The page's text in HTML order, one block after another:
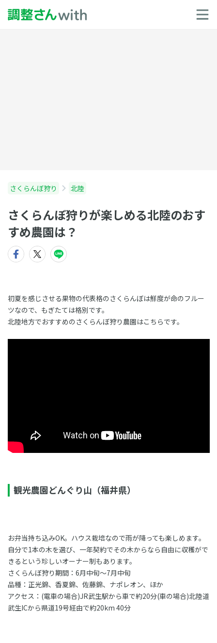
さくらんぼ狩り 北陸
さくらんぼ狩りが楽しめる北陸のおす
すめ農園は？
初夏を感じさせる果物の代表格のさくらんぼは鮮度が命のフルー
ツなので、もぎたては格別です。
北陸地方でおすすめのさくらんぼ狩り農園はこちらです。
観光農園どんぐり山（福井県）
お弁当持ち込みOK。ハウス栽培なので雨が降っても楽しめます。
自分で1本の木を選び、一年契約でその木からなら自由に収穫がで
きるという珍しいオーナー制もあります。
さくらんぼ狩り期間：6月中旬～7月中旬
品種：正光錦、香夏錦、佐藤錦、ナポレオン、ほか
アクセス：(電車の場合)JR武生駅から車で約20分(車の場合)北陸道
武生ICから県道19号経由で約20km 40分